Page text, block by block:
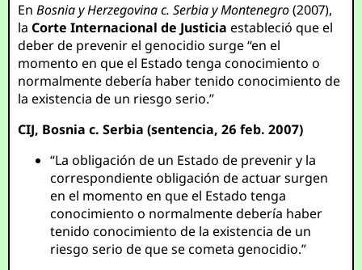
EnBosnia y Herzegovina c. Serbia y Montenegro(2007),
laCorte Internacional de Justicia estableció que el
deber de prevenir el genocidio surge “en el
momento en que el Estado tenga conocimiento o
normalmente debería haber tenido conocimiento de
la existencia de un riesgo serio.”
CIJ, Bosnia c. Serbia (sentencia, 26 feb. 2007)
“La obligación de un Estado de prevenir y la
correspondiente obligación de actuar surgen
en el momento en que el Estado tenga
conocimiento o normalmente debería haber
tenido conocimiento de la existencia de un
riesgo serio de que se cometa genocidio.”